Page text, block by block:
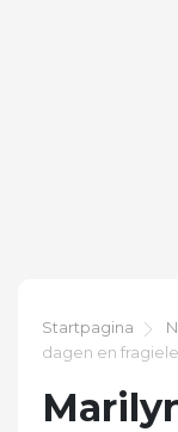
Startpagina
dagen en